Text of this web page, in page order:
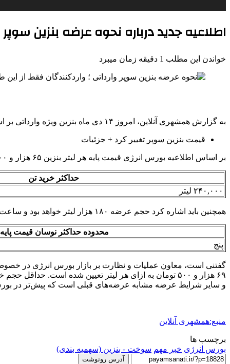
اطلاعیه جدید درباره نحوه عرضه بنزین
خواندن این مطلب 1 دقیقه زمان میبرد
به گزارش همشهری آنلاین، امروز ۱۴ دی ماه بنزین ویژه وارداتی بر اساس اطلاعیه بورس انرژی عرضه خواهد شد.
قیمت بنزین سوپر تغییر کرد + جزئیات
بر اساس اطلاعیه بورس انرژی قیمت پایه هر لیتر بنزین ۶۵ هزار و ۸۰۰ تومان اعلام شده است.
حداکثر خرید تن‌
۲۴۰,۰۰۰ لیتر
همچنین باید اشاره کرد حجم عرضه ۱۸۰ هزار لیتر خواهد بود و ساعت دوازده و نیم این عرضه انجام میشود.
محدوده حداکثر نوسان قیمت پایه‌
پنج
گفتنی است، معاون عملیات و نظارت بر بازار بورس انرژی در
و سایر شرایط عرضه مشابه عرضه‌های قبلی است که پیش‌تر در
منبع:همشهری آنلاین
برچسب ها
بورس انرژی خبر مهم سوخت - بنزین (سهمیه‌ بندی)
آدرس رونوشت